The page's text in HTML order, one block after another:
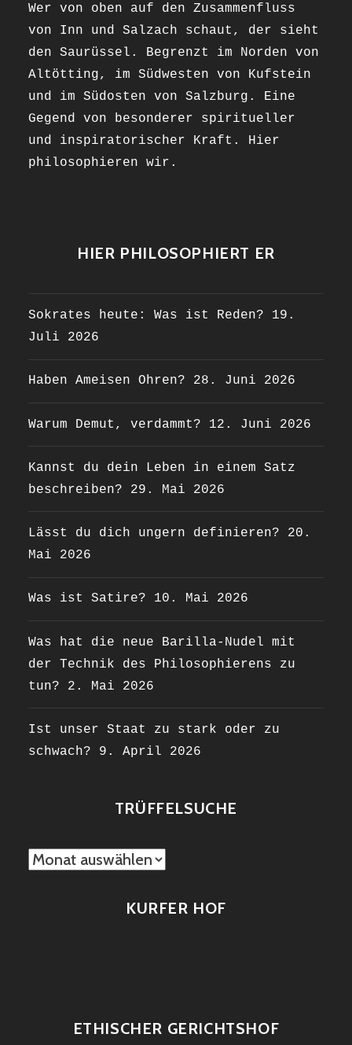
Wer von oben auf den Zusammenfluss
von Inn und Salzach schaut, der sieht
den Saurüssel. Begrenzt im Norden von
Altötting, im Südwesten von Kufstein
und im Südosten von Salzburg. Eine
Gegend von besonderer spiritueller
und inspiratorischer Kraft. Hier
philosophieren wir.
HIER PHILOSOPHIERT ER
Sokrates heute: Was ist Reden?
19.
Juli 2026
Haben Ameisen Ohren? 28. Juni 2026
Warum Demut, verdammt? 12. Juni 2026
Kannst du dein Leben in einem Satz
beschreiben?
29. Mai 2026
Lässt du dich ungern definieren?
20.
Mai 2026
Was ist Satire? 10. Mai 2026
Was hat die neue Barilla-Nudel mit
der Technik des Philosophierens zu
tun?
2. Mai 2026
Ist unser Staat zu stark oder zu
schwach?
9. April 2026
TRÜFFELSUCHE
TRÜFFELSUCHE
KURFER HOF
ETHISCHER GERICHTSHOF